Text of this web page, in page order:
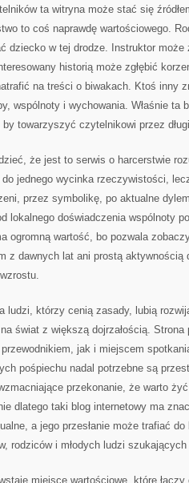
ta witryna może stać się
to coś naprawdę wartościowego.
dziecko w tej drodze. Instruktor może
historią może zgłębić
na treści o biwakach. Ktoś inny
wspólnoty i wychowania. Właśnie
by towarzyszyć czytelnikowi przez
że jest to serwis o harcerstwie
jednego wycinka rzeczywistości,
przez symbolikę, po aktualne
lokalnego doświadczenia wspólnoty
ogromną wartość, bo pozwala
z dawnych lat ani prostą aktywnością
ludzi, którzy cenią zasady, lubią
świat z większą dojrzałością.
jak i miejscem
pośpiechu nadal potrzebne są
przekonanie, że warto
dlatego taki blog internetowy ma
a jego przesłanie może trafiać
rodziców i młodych ludzi szukających
miejsce wartościowe, które